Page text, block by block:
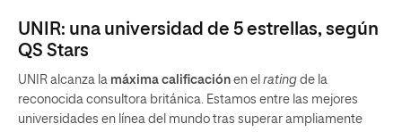
UNIR: una universidad de 5 estrellas, según
QS Stars
UNIR alcanza la máxima calificación en el rating de la
reconocida consultora británica. Estamos entre las mejores
universidades en línea del mundo tras superar ampliamente